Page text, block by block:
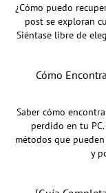
¿Cómo puedo
post se exploran
Siéntase libre de
Cómo
Saber cómo
perdido en tu
métodos que
y